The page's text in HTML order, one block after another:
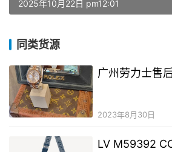
2025年10月22日 pm12:01
同类货源
广州劳力士售
2023年8月30日
LV M59392